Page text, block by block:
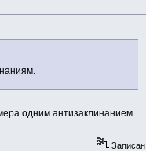
одним антизаклинанием
Записан